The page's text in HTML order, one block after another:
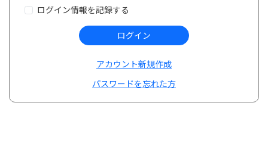
ログイン情報を記録する
ログイン
アカウント新規作成
パスワードを忘れた方